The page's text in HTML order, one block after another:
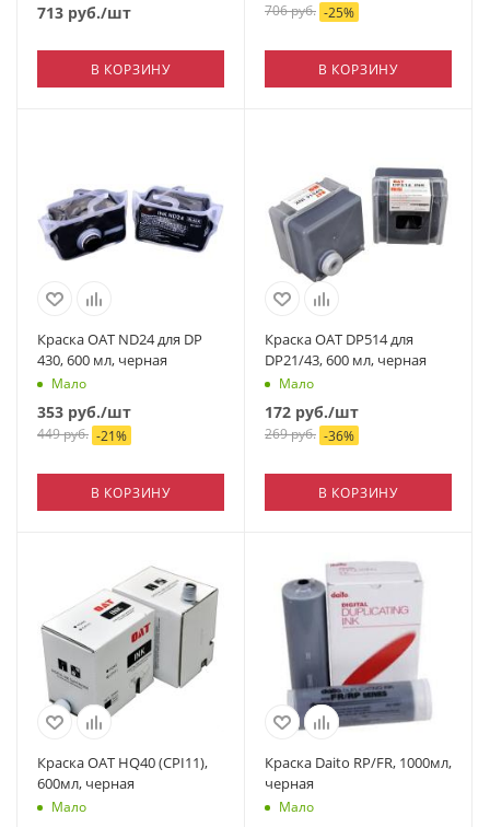
713 руб./шт
В КОРЗИНУ
706руб. -25%
В КОРЗИНУ
Краска OAT ND24 для DP
430, 600 мл, черная
Мало
353 руб./шт
449руб. -21%
В КОРЗИНУ
Краска OAT DP514 для
DP21/43, 600 мл, черная
Мало
172 руб./шт
269руб. -36%
В КОРЗИНУ
Краска OAT HQ40 (CPI11),
600мл, черная
Мало
Краска Daito RP/FR, 1000мл,
черная
Мало